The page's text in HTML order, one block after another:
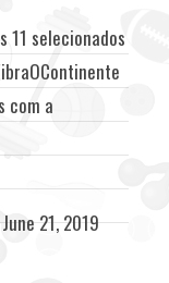
11 selecionados
com a
June 21, 2019